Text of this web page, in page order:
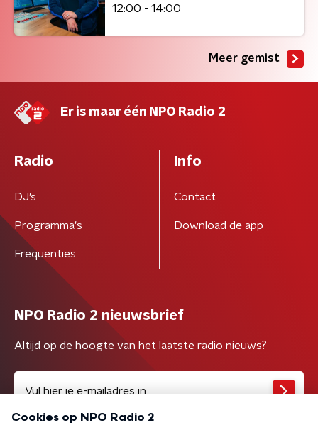
12:00 - 14:00
Meer gemist
Er is maar één NPO Radio 2
Radio
DJ’s
Programma's
Frequenties
Info
Contact
Download de app
NPO Radio 2 nieuwsbrief
Altijd op de hoogte van het laatste radio nieuws?